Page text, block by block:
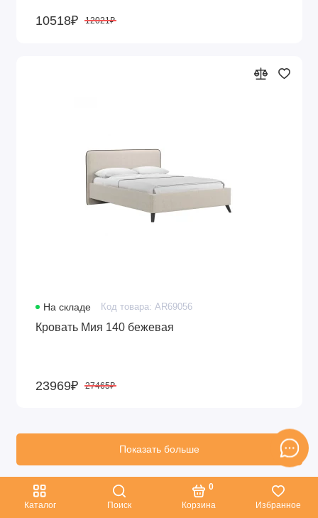
Каталог Поиск Корзина
0
Избранное
10518₽ 12021₽
На складе Код товара: AR69056
Кровать Мия 140 бежевая
23969₽ 27465₽
8 11
Показать больше